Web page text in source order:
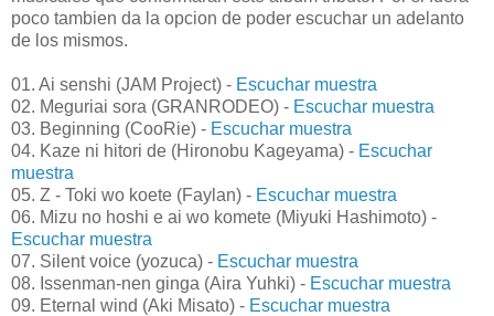
poco tambien da la opcion de poder escuchar un adelanto
de los mismos.
01. Ai senshi (JAM Project) - Escuchar muestra
02. Meguriai sora (GRANRODEO) - Escuchar muestra
03. Beginning (CooRie) - Escuchar muestra
04. Kaze ni hitori de (Hironobu Kageyama) - Escuchar
muestra
05. Z - Toki wo koete (Faylan) - Escuchar muestra
06. Mizu no hoshi e ai wo komete (Miyuki Hashimoto) -
Escuchar muestra
07. Silent voice (yozuca) - Escuchar muestra
08. Issenman-nen ginga (Aira Yuhki) - Escuchar muestra
09. Eternal wind (Aki Misato) - Escuchar muestra